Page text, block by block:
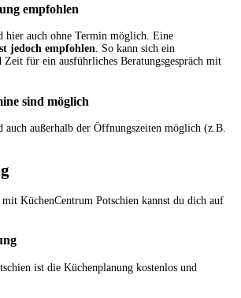
empfohlen
hier auch ohne Termin möglich. Eine
jedoch empfohlen. So kann sich ein
Zeit für ein ausführliches Beratungsgespräch mit
sind möglich
auch außerhalb der Öffnungszeiten möglich (z.B.
KüchenCentrum Potschien kannst du dich auf
ist die Küchenplanung kostenlos und